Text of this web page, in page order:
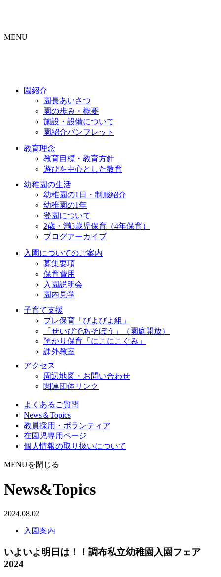
MENU
園紹介
園長あいさつ
園の歩み・概要
施設・設備について
園紹介パンフレット
教育理念
教育目標・教育方針
遊びを中心とした教育
幼稚園の生活
幼稚園の1日・制服紹介
幼稚園の1年
登園について
2歳・満3歳児保育（4年保育）
ブログアーカイブ
入園についてのご案内
募集要項
保育費用
入園説明会
園内見学
子育て支援
プレ保育「ぴよぴよ組」
「せいびであそぼう」（園庭開放）
預かり保育「にこにこぐみ」
課外教室
アクセス
周辺地図・お問い合わせ
関連団体リンク
よくあるご質問
News＆Topics
教員採用・ボランティア
在園児専用ページ
個人情報の取り扱いについて
MENUを閉じる
News&Topics
2024.08.02
入園案内
いよいよ明日は！！調布私立幼稚園入園フェア
2024